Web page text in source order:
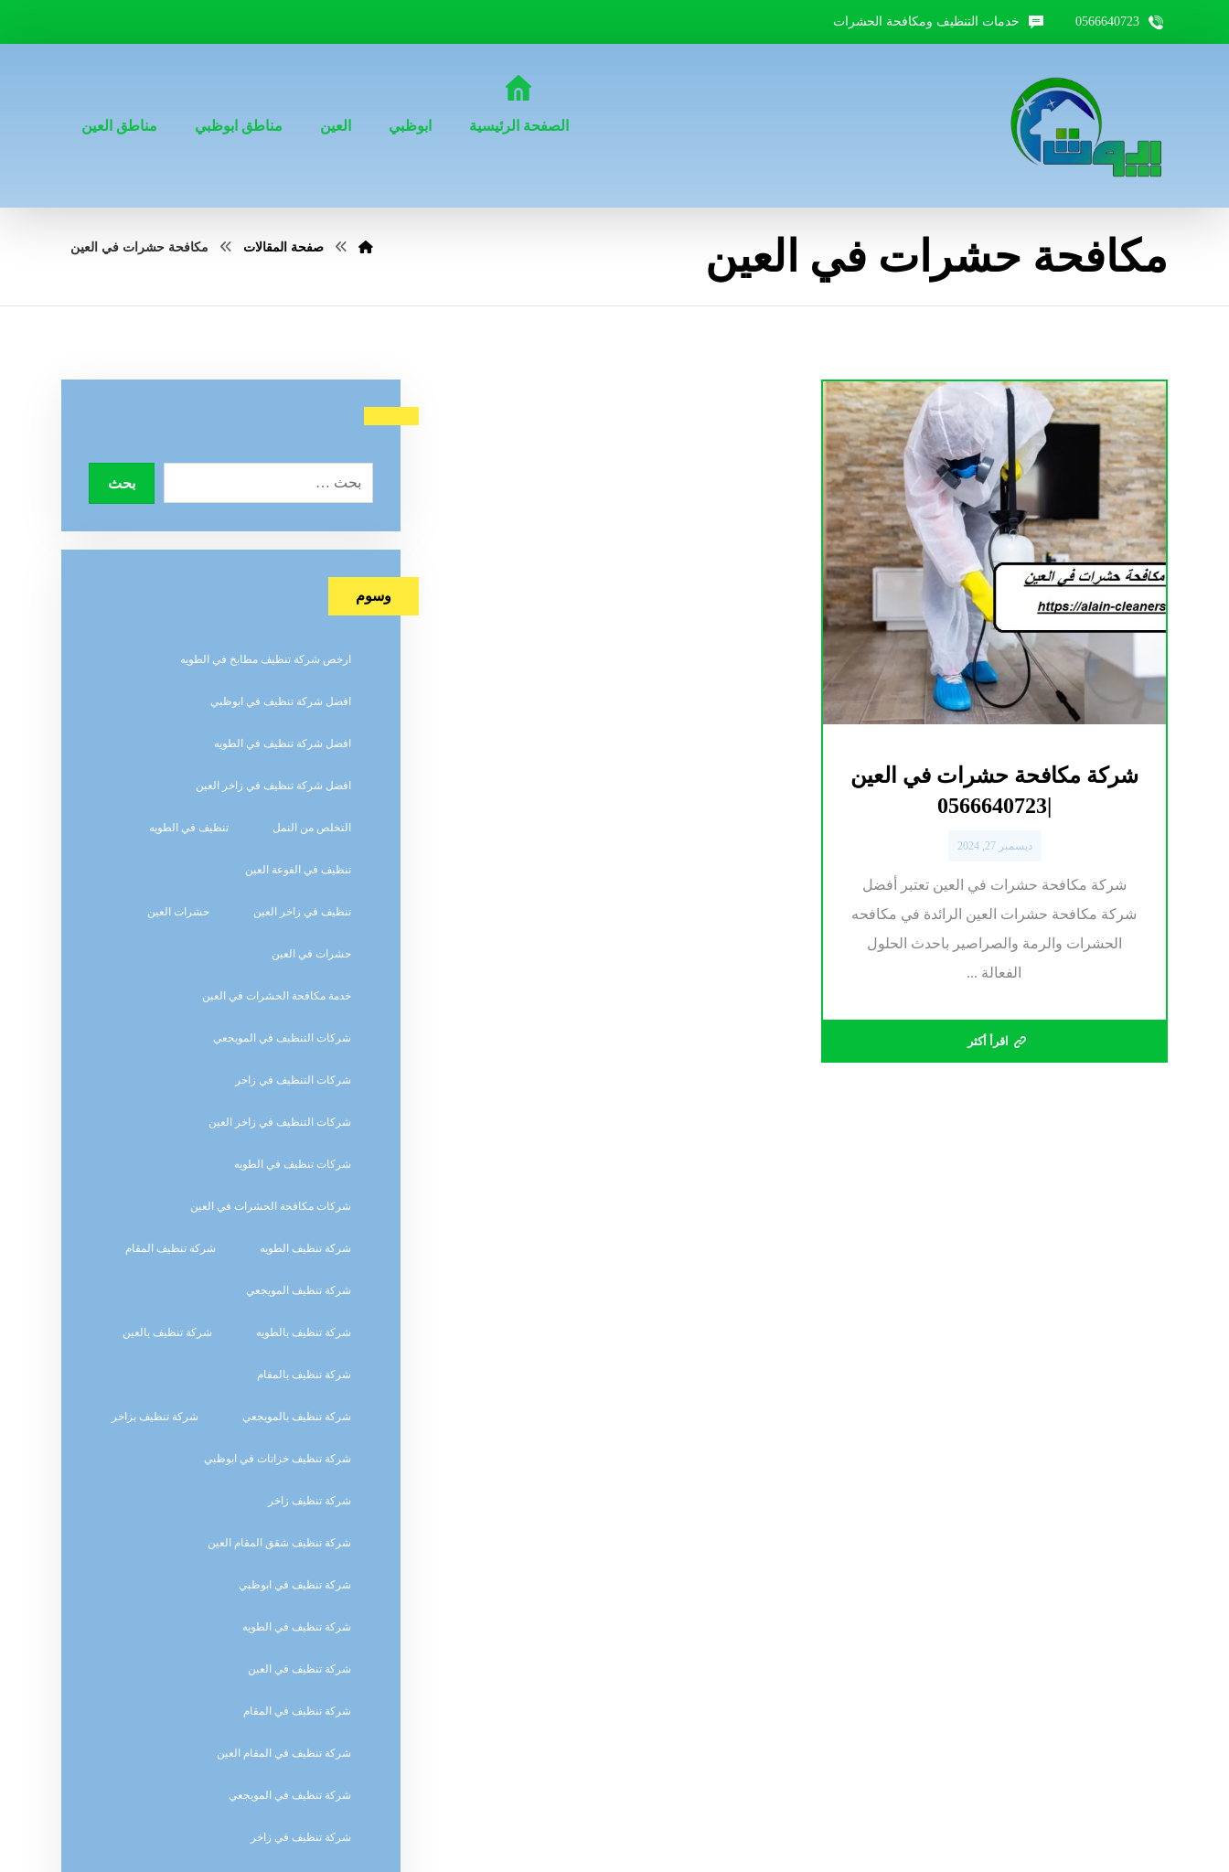
0566640723 خدمات التنظيف ومكافحة الحشرات
الصفحة الرئيسية ابوظبي العين مناطق ابوظبي مناطق العين
مكافحة حشرات في العين صفحة المقالات مكافحة حشرات في العين
شركة مكافحة حشرات في العين
|0566640723
ديسمبر 27, 2024
شركة مكافحة حشرات في العين تعتبر أفضل
شركة مكافحة حشرات العين الرائدة في مكافحه
الحشرات والرمة والصراصير باحدث الحلول
الفعالة ...
اقرأ أكثر
وسوم
ارخص شركة تنظيف مطابخ في الطويه
افضل شركة تنظيف في ابوظبي
افضل شركة تنظيف في الطويه
افضل شركة تنظيف في زاخر العين
التخلص من النمل تنظيف في الطويه
تنظيف في الفوعة العين
تنظيف في زاخر العين حشرات العين
حشرات في العين
خدمة مكافحة الحشرات في العين
شركات التنظيف في المويجعي
شركات التنظيف في زاخر
شركات التنظيف في زاخر العين
شركات تنظيف في الطويه
شركات مكافحة الحشرات في العين
شركة تنظيف الطويه شركة تنظيف المقام
شركة تنظيف المويجعي
شركة تنظيف بالطويه شركة تنظيف بالعين
شركة تنظيف بالمقام
شركة تنظيف بالمويجعي شركة تنظيف بزاخر
شركة تنظيف خزانات في ابوظبي
شركة تنظيف زاخر
شركة تنظيف شقق المقام العين
شركة تنظيف في ابوظبي
شركة تنظيف في الطويه
شركة تنظيف في العين
شركة تنظيف في المقام
شركة تنظيف في المقام العين
شركة تنظيف في المويجعي
شركة تنظيف في زاخر